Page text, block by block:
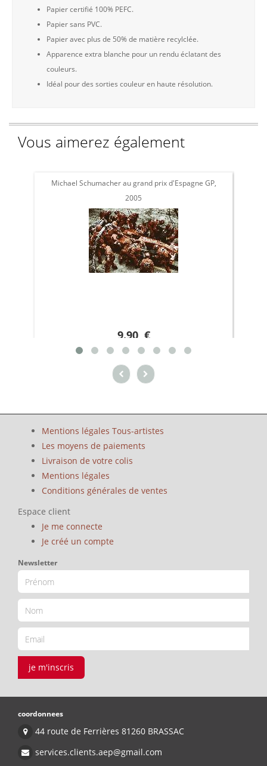
Papier certifié 100% PEFC.
Papier sans PVC.
Papier avec plus de 50% de matière recylclée.
Apparence extra blanche pour un rendu éclatant des
couleurs.
Idéal pour des sorties couleur en haute résolution.
Vous aimerez également
Michael Schumacher au grand prix d'Espagne GP,
2005
9.90 €
Mentions légales Tous-artistes
Les moyens de paiements
Livraison de votre colis
Mentions légales
Conditions générales de ventes
Espace client
Je me connecte
Je créé un compte
Newsletter
je m'inscris
coordonnees
44 route de Ferrières 81260 BRASSAC
services.clients.aep@gmail.com